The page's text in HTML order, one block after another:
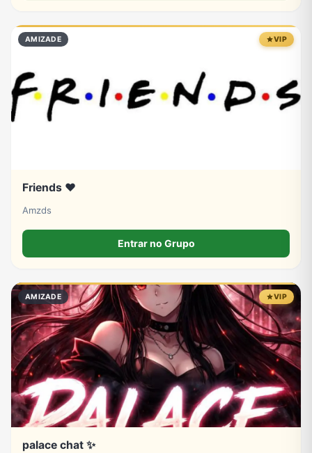
AMIZADE VIP
Friends ❤️
Amzds
Entrar no Grupo
AMIZADE VIP
palace chat ✨